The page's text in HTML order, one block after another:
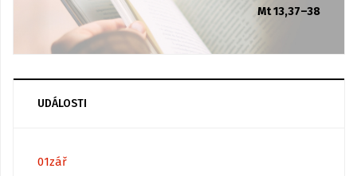
Mt 13,37–38
UDÁLOSTI
01zář